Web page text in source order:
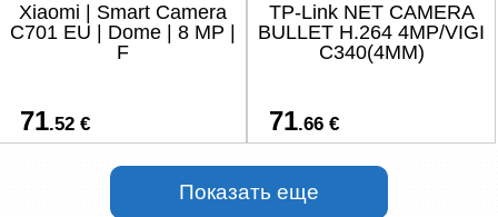
Xiaomi | Smart Camera
C701 EU | Dome | 8 MP |
F
71.52 €
TP-Link NET CAMERA
BULLET H.264 4MP/VIGI
C340(4MM)
71.66 €